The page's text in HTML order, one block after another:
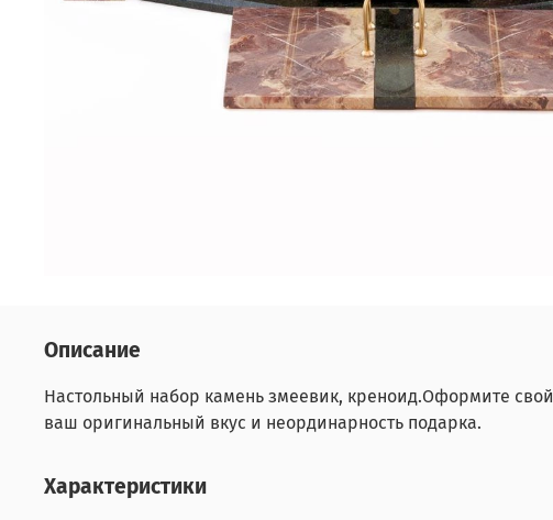
Описание
Настольный набор камень змеевик, креноид.Оформите
ваш оригинальный вкус и неординарность подарка.
Характеристики